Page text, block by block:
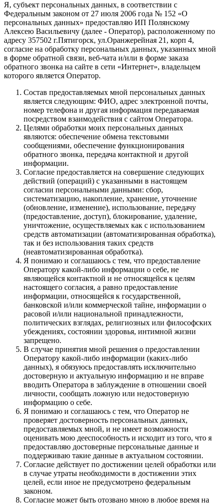
Я, субъект персональных данных, в соответствии с
Федеральным законом от 27 июля 2006 года № 152 «О
персональных данных» предоставляю ИП Полянскому
Алексею Васильевичу (далее - Оператор), расположенному по
адресу 357502 г.Пятигорск, ул.Оранжерейная 21, корп 4,
согласие на обработку персональных данных, указанных мной
в форме обратной связи, веб-чата и/или в форме заказа
обратного звонка на сайте в сети «Интернет», владельцем
которого является Оператор.
Состав предоставляемых мной персональных данных
является следующим: ФИО, адрес электронной почты,
номер телефона и другая информация передаваемая
посредством взаимодействия с сайтом Оператора.
Целями обработки моих персональных данных
являются: обеспечение обмена текстовыми
сообщениями, обеспечение функционирования
обратного звонка, передача контактной и другой
информации.
Согласие предоставляется на совершение следующих
действий (операций) с указанными в настоящем
согласии персональными данными: сбор,
систематизацию, накопление, хранение, уточнение
(обновление, изменение), использование, передачу
(предоставление, доступ), блокирование, удаление,
уничтожение, осуществляемых как с использованием
средств автоматизации (автоматизированная обработка),
так и без использования таких средств
(неавтоматизированная обработка).
Я понимаю и соглашаюсь с тем, что предоставление
Оператору какой-либо информации о себе, не
являющейся контактной и не относящейся к целям
настоящего согласия, а равно предоставление
информации, относящейся к государственной,
банковской и/или коммерческой тайне, информации о
расовой и/или национальной принадлежности,
политических взглядах, религиозных или философских
убеждениях, состоянии здоровья, интимной жизни
запрещено.
В случае принятия мной решения о предоставлении
Оператору какой-либо информации (каких-либо
данных), я обязуюсь предоставлять исключительно
достоверную и актуальную информацию и не вправе
вводить Оператора в заблуждение в отношении своей
личности, сообщать ложную или недостоверную
информацию о себе.
Я понимаю и соглашаюсь с тем, что Оператор не
проверяет достоверность персональных данных,
предоставляемых мной, и не имеет возможности
оценивать мою дееспособность и исходит из того, что я
предоставляю достоверные персональные данные и
поддерживаю такие данные в актуальном состоянии.
Согласие действует по достижении целей обработки или
в случае утраты необходимости в достижении этих
целей, если иное не предусмотрено федеральным
законом.
Согласие может быть отозвано мною в любое время на